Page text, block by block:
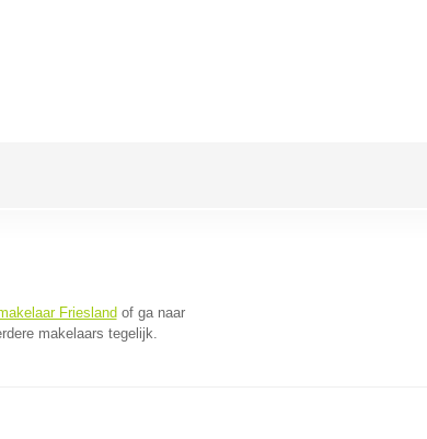
Friesland of ga naar
makelaars tegelijk.